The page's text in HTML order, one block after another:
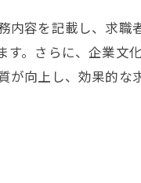
ング
改善
容を記載し、求
。さらに、企業文
向上し、効果的な